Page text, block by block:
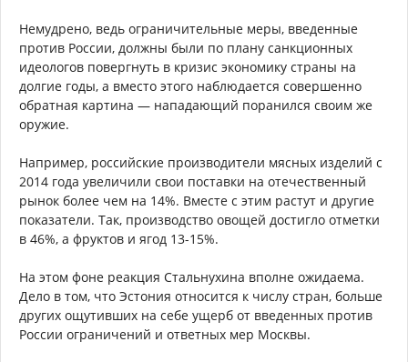
Немудрено, ведь ограничительные меры, введенные
против России, должны были по плану санкционных
идеологов повергнуть в кризис экономику страны на
долгие годы, а вместо этого наблюдается совершенно
обратная картина — нападающий поранился своим же
оружие.
Например, российские производители мясных изделий с
2014 года увеличили свои поставки на отечественный
рынок более чем на 14%. Вместе с этим растут и другие
показатели. Так, производство овощей достигло отметки
в 46%, а фруктов и ягод 13-15%.
На этом фоне реакция Стальнухина вполне ожидаема.
Дело в том, что Эстония относится к числу стран, больше
других ощутивших на себе ущерб от введенных против
России ограничений и ответных мер Москвы.